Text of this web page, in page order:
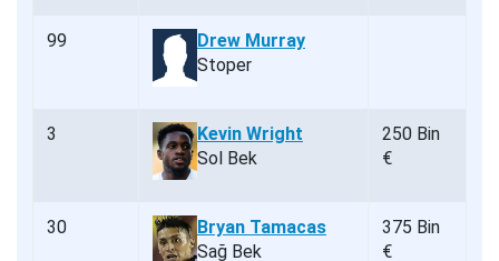
99
Drew Murray
Stoper
3
Kevin Wright
Sol Bek
250 Bin
€
30
Bryan Tamacas
Sağ Bek
375 Bin
€